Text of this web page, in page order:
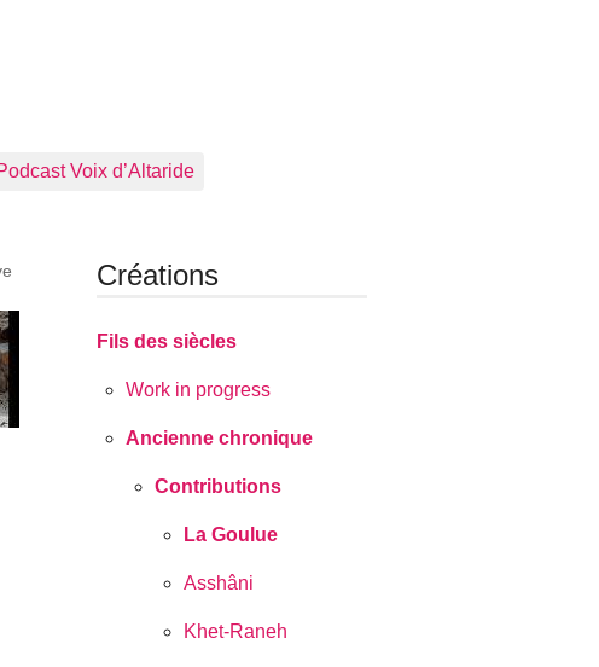
Voix d’Altaride
Créations
Fils des siècles
Work in progress
Ancienne chronique
Contributions
La Goulue
Asshâni
Khet-Raneh